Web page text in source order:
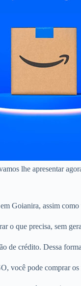
lhe apresentar
Goianira, assim
o que precisa, sem
crédito. Dessa
você pode comprar